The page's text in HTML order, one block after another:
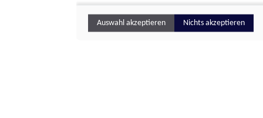
Auswahl akzeptieren Nichts akzeptieren